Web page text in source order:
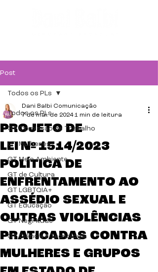
Post
Todos os PLs
GT Comissão de Trabalho
GT Mulheres
GT Meio Ambiente
GT de Cultura
GT LGBTQIA+
GT Educação
GT Negritude
GT Ciência e Tecnologia
Todos os PLs
PROJETO DE
LEI Nº 1514/2023
POLÍTICA DE
ENFRENTAMENTO AO
ASSÉDIO SEXUAL E
OUTRAS VIOLÊNCIAS
PRATICADAS CONTRA
MULHERES E GRUPOS
Dani Balbi Comunicação
7 de mai. de 2024 1 min de leitura